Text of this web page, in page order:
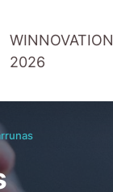
1:1
WINNOVATION
2026
attīstība
prasmes